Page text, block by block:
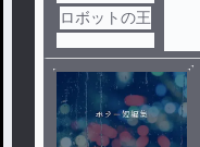
ロボットの王